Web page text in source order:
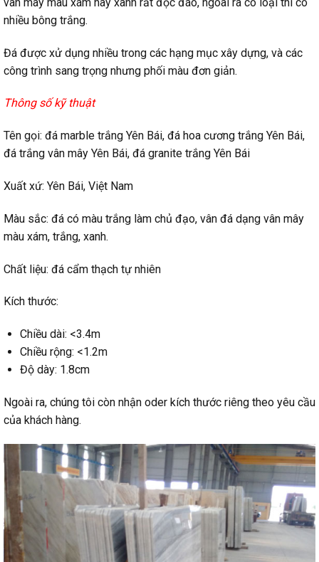
nhiều bông trắng.
Đá được xử dụng nhiều trong các hạng mục xây dựng, và các
công trình sang trọng nhưng phối màu đơn giản.
Thông số kỹ thuật
Tên gọi: đá marble trắng Yên Bái, đá hoa cương trắng Yên Bái,
đá trắng vân mây Yên Bái, đá granite trắng Yên Bái
Xuất xứ: Yên Bái, Việt Nam
Màu sắc: đá có màu trắng làm chủ đạo, vân đá dạng vân mây
màu xám, trắng, xanh.
Chất liệu: đá cẩm thạch tự nhiên
Kích thước:
Chiều dài: <3.4m
Chiều rộng: <1.2m
Độ dày: 1.8cm
Ngoài ra, chúng tôi còn nhận oder kích thước riêng theo yêu cầu
của khách hàng.